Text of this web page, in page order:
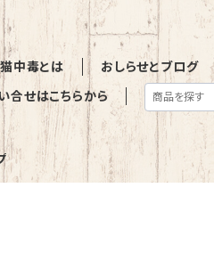
猫中毒とは おしらせとブログ
合せはこちらから